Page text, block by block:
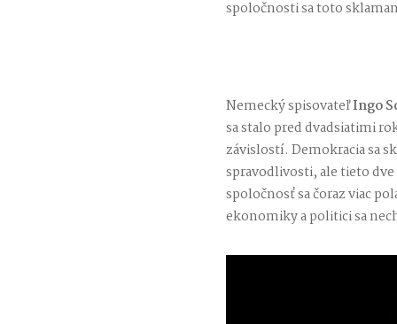
spoločnosti sa toto
Nemecký spisovateľIngo
sa stalo pred dvadsiatimi
závislostí. Demokracia sa
spravodlivosti, ale tieto
spoločnosť sa čoraz viac
ekonomiky a politici sa